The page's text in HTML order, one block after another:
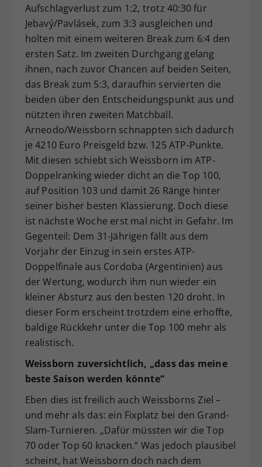
Aufschlagverlust zum 1:2, trotz 40:30 für
Jebavý/Pavlásek, zum 3:3 ausgleichen und
holten mit einem weiteren Break zum 6:4 den
ersten Satz. Im zweiten Durchgang gelang
ihnen, nach zuvor Chancen auf beiden Seiten,
das Break zum 5:3, daraufhin servierten die
beiden über den Entscheidungspunkt aus und
nützten ihren zweiten Matchball.
Arneodo/Weissborn schnappten sich dadurch
je 4210 Euro Preisgeld bzw. 125 ATP-Punkte.
Mit diesen schiebt sich Weissborn im ATP-
Doppelranking wieder dicht an die Top 100,
auf Position 103 und damit 26 Ränge hinter
seiner bisher besten Klassierung. Doch diese
ist nächste Woche erst mal nicht in Gefahr. Im
Gegenteil: Dem 31-Jährigen fällt aus dem
Vorjahr der Einzug in sein erstes ATP-
Doppelfinale aus Cordoba (Argentinien) aus
der Wertung, wodurch ihm nun wieder ein
kleiner Absturz aus den besten 120 droht. In
dieser Form erscheint trotzdem eine erhoffte,
baldige Rückkehr unter die Top 100 mehr als
realistisch.
Weissborn zuversichtlich, „dass das meine
beste Saison werden könnte“
Eben dies ist freilich auch Weissborns Ziel –
und mehr als das: ein Fixplatz bei den Grand-
Slam-Turnieren. „Dafür müssten wir die Top
70 oder Top 60 knacken.“ Was jedoch plausibel
scheint, hat Weissborn doch nach dem